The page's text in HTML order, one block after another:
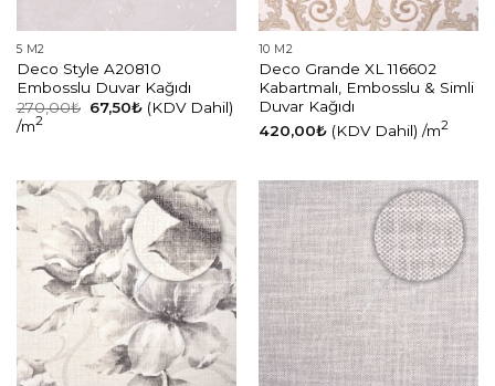
5 M2
Deco Style A20810
Embosslu Duvar Kağıdı
270,00₺ Orijinal
fiyat:
67,50₺Şu
andaki
(KDV Dahil)
/m2
10 M2
Deco Grande XL 116602
Kabartmalı, Embosslu & Simli
Duvar Kağıdı
420,00₺ (KDV Dahil) /m2